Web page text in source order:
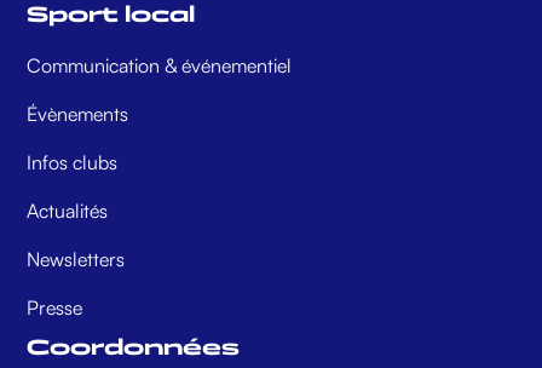
Sport local
Communication & événementiel
Évènements
Infos clubs
Actualités
Newsletters
Presse
Coordonnées